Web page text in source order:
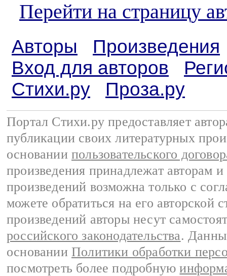
Перейти на страницу
Авторы
Произведения
Вход для авторов
Стихи.ру
Проза.ру
Портал Стихи.ру предоставляет
публикации своих литературных
основании пользовательского
произведения принадлежат авторам
произведений возможна только с
можете обратиться на его авторской
произведений авторы несут
российского законодательства.
основании Политики обработки
посмотреть более подробную